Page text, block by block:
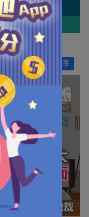
他博評
分享
62